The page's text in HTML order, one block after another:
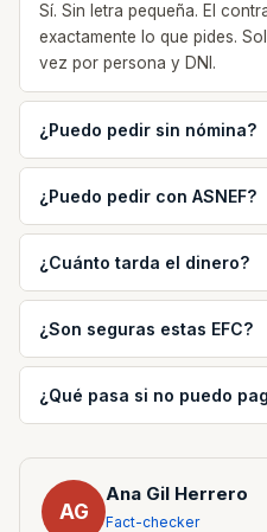
Sí. Sin letra pequeña. El
exactamente lo que pides.
vez por persona y DNI.
¿Puedo pedir sin nómina?
¿Puedo pedir con ASNEF?
¿Cuánto tarda el dinero?
¿Son seguras estas EFC?
¿Qué pasa si no puedo
AG
Ana Gil Herrero
Fact-checker